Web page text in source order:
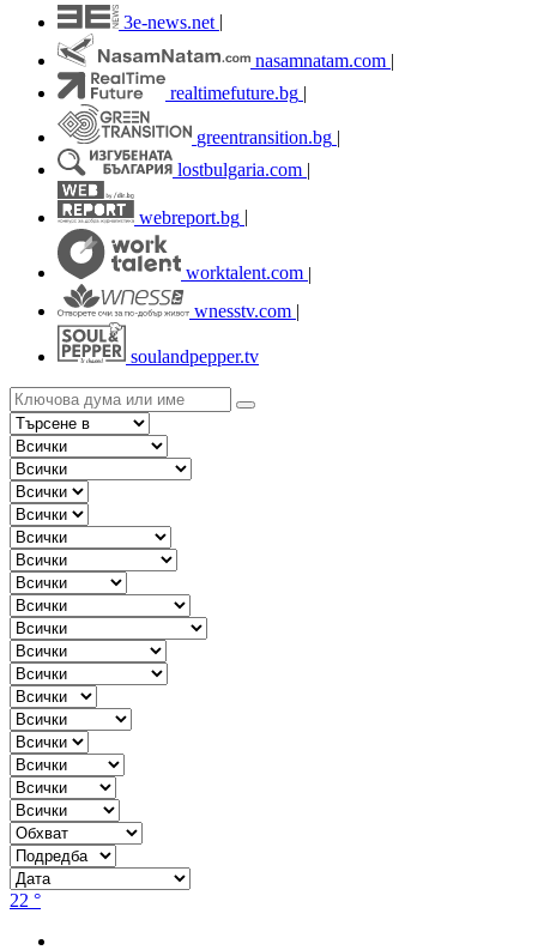
3e-news.net
nasamnatam.com |
realtimefuture.bg |
greentransition.bg |
lostbulgaria.com |
webreport.bg
worktalent.com |
wnesstv.com |
soulandpepper.tv
22 °